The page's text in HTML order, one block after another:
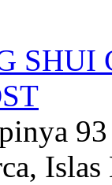
93
Islas